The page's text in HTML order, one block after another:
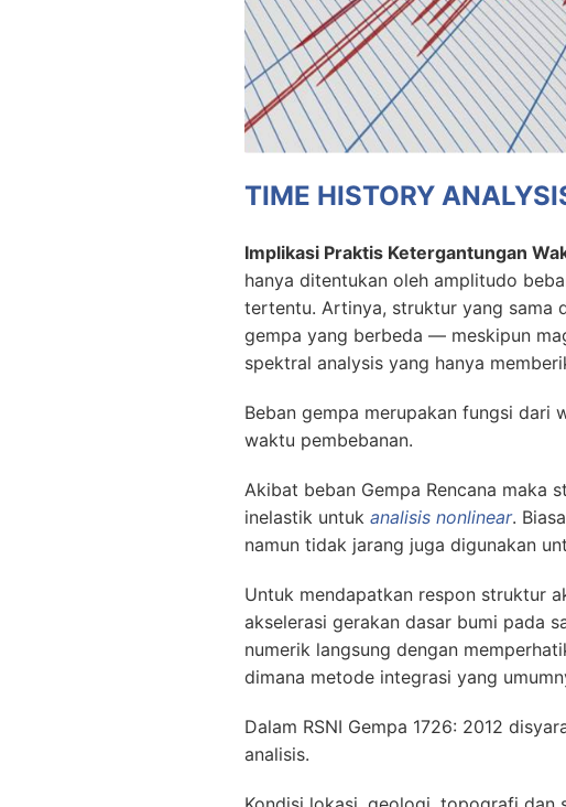
TIME HISTORY
Implikasi Praktis Ketergantungan
hanya ditentukan oleh amplitudo
tertentu. Artinya, struktur yang sama
gempa yang berbeda — meskipun
spektral analysis yang hanya
Beban gempa merupakan fungsi
waktu pembebanan.
Akibat beban Gempa Rencana maka
inelastik untuk analisis nonlinear.
namun tidak jarang juga digunakan
Untuk mendapatkan respon struktur
akselerasi gerakan dasar bumi pada
numerik langsung dengan
dimana metode integrasi yang
Dalam RSNI Gempa 1726: 2012
analisis.